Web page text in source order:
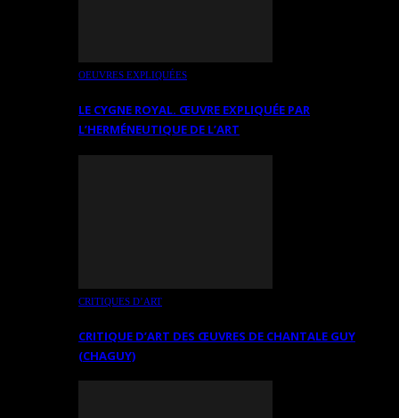
OEUVRES EXPLIQUÉES
LE CYGNE ROYAL. ŒUVRE EXPLIQUÉE PAR
L’HERMÉNEUTIQUE DE L’ART
CRITIQUES D’ART
CRITIQUE D’ART DES ŒUVRES DE CHANTALE GUY
(CHAGUY)